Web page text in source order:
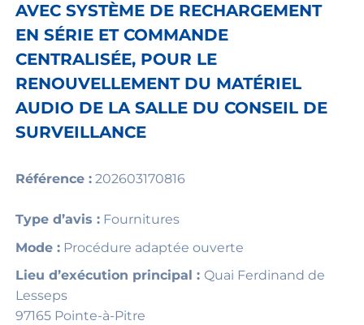
AVEC SYSTÈME DE RECHARGEMENT
EN SÉRIE ET COMMANDE
CENTRALISÉE, POUR LE
RENOUVELLEMENT DU MATÉRIEL
AUDIO DE LA SALLE DU CONSEIL DE
SURVEILLANCE
Référence :202603170816
Type d’avis :Fournitures
Mode :Procédure adaptée ouverte
Lieu d’exécution principal : Quai Ferdinand de
Lesseps
97165 Pointe-à-Pitre